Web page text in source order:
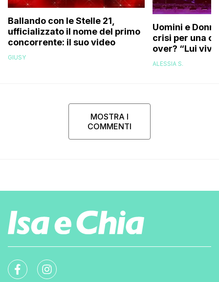
Ballando con le Stelle 21,
ufficializzato il nome del primo
concorrente: il suo video
GIUSY
Uomini e
crisi per una
over? “Lui
ALESSIA S.
MOSTRA I
COMMENTI